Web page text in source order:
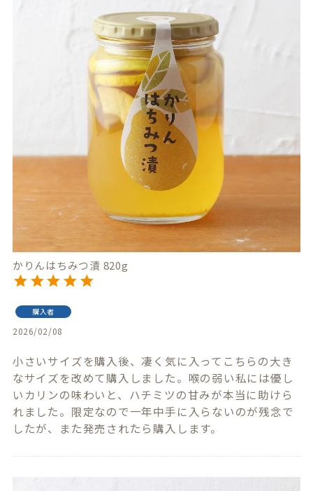
かりんはちみつ漬 820g
購入者
2026/02/08
小さいサイズを購入後、凄く気に入ってこちらの大き
なサイズを改めて購入しました。喉の弱い私には優し
いカリンの味わいと、ハチミツの甘みが本当に助けら
れました。限定なので一年中手に入らないのが残念で
したが、また発売されたら購入します。